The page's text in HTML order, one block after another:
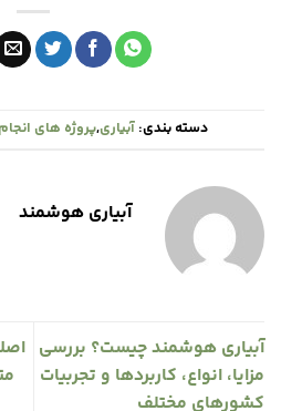
دسته بندی: آبیاری,پروژه های
آبیاری هوشمند
آبیاری هوشمند چیست؟ بررسی
مزایا، انواع، کاربردها و تجربیات
کشورهای مختلف